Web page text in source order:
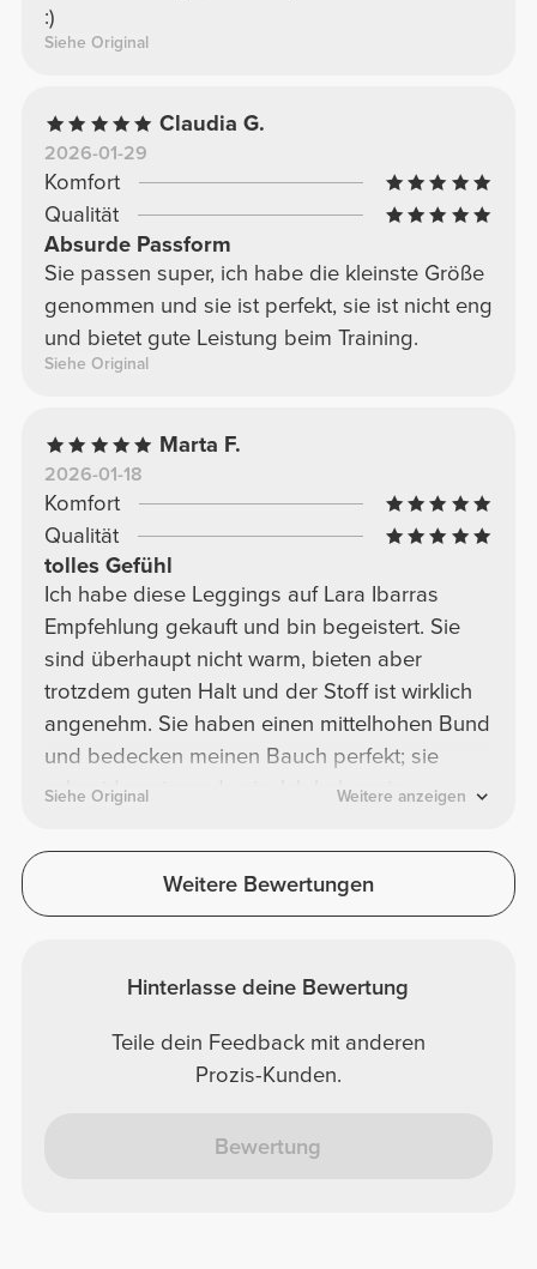
:)
Siehe Original
Claudia G.
2026-01-29
Komfort
Qualität
Absurde Passform
Sie passen super, ich habe die kleinste Größe
genommen und sie ist perfekt, sie ist nicht eng
und bietet gute Leistung beim Training.
Siehe Original
Marta F.
2026-01-18
Komfort
Qualität
tolles Gefühl
Ich habe diese Leggings auf Lara Ibarras
Empfehlung gekauft und bin begeistert. Sie
sind überhaupt nicht warm, bieten aber
trotzdem guten Halt und der Stoff ist wirklich
angenehm. Sie haben einen mittelhohen Bund
und bedecken meinen Bauch perfekt; sie
schneiden nirgends ein. Ich habe mir
bestellt, und die sind deutlich sichtbarer. Ich
werde sie mir aber noch einmal in einer
anderen Farbe kaufen.
Siehe Original Weitere anzeigen
Weitere Bewertungen
Hinterlasse deine Bewertung
Teile dein Feedback mit anderen
Prozis-Kunden.
Bewertung